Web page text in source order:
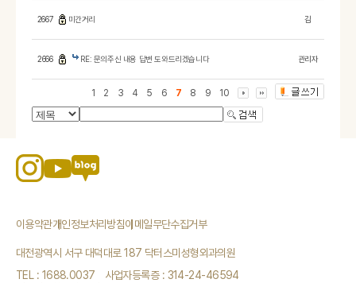
2667 미간거리 김
2666 RE: 문의주신 내용 답변 도와드리겠습니다 관리자
1 2 3 4 5 6 7 8 9 10
이용약관개인정보처리방침이메일무단수집거부
대전광역시 서구 대덕대로 187 닥터스미성형외과의원
TEL : 1688.0037
사업자등록증 : 314-24-46594